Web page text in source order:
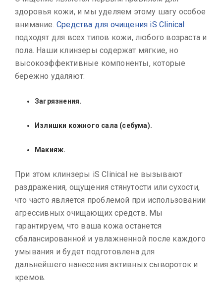
здоровья кожи, и мы уделяем этому шагу особое
внимание. Средства для очищения iS Clinical
подходят для всех типов кожи, любого возраста и
пола. Наши клинзеры содержат мягкие, но
высокоэффективные компоненты, которые
бережно удаляют:
Загрязнения.
Излишки кожного сала (себума).
Макияж.
При этом клинзеры iS Clinical не вызывают
раздражения, ощущения стянутости или сухости,
что часто является проблемой при использовании
агрессивных очищающих средств. Мы
гарантируем, что ваша кожа останется
сбалансированной и увлажненной после каждого
умывания и будет подготовлена для
дальнейшего нанесения активных сывороток и
кремов.